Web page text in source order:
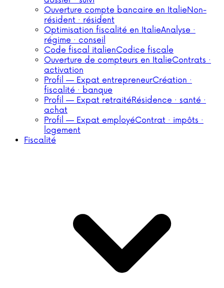
Ouverture compte bancaire en ItalieNon-
résident · résident
Optimisation fiscalité en ItalieAnalyse ·
régime · conseil
Code fiscal italienCodice fiscale
Ouverture de compteurs en ItalieContrats ·
activation
Profil — Expat entrepreneurCréation ·
fiscalité · banque
Profil — Expat retraitéRésidence · santé ·
achat
Profil — Expat employéContrat · impôts ·
logement
Fiscalité